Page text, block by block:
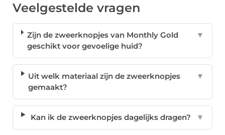
Veelgestelde vragen
Zijn de zweerknopjes van Monthly Gold
geschikt voor gevoelige huid?
▼
Uit welk materiaal zijn de zweerknopjes
gemaakt?
▼
Kan ik de zweerknopjes dagelijks dragen? ▼